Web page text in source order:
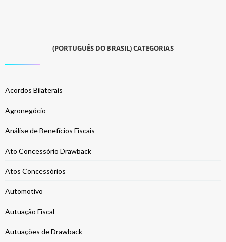
(PORTUGUÊS DO BRASIL) CATEGORIAS
Acordos Bilaterais
Agronegócio
Análise de Benefícios Fiscais
Ato Concessório Drawback
Atos Concessórios
Automotivo
Autuação Fiscal
Autuações de Drawback